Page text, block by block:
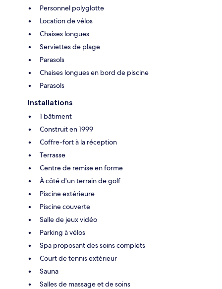
Personnel polyglotte
Location de vélos
Chaises longues
Serviettes de plage
Parasols
Chaises longues en bord de piscine
Parasols
Installations
1 bâtiment
Construit en 1999
Coffre-fort à la réception
Terrasse
Centre de remise en forme
À côté d'un terrain de golf
Piscine extérieure
Piscine couverte
Salle de jeux vidéo
Parking à vélos
Spa proposant des soins complets
Court de tennis extérieur
Sauna
Salles de massage et de soins